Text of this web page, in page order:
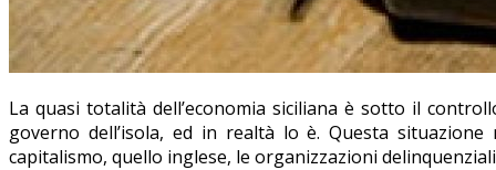
La quasi totalità dell’economia siciliana è sotto il
governo dell’isola, ed in realtà lo è. Questa
capitalismo, quello inglese, le organizzazioni